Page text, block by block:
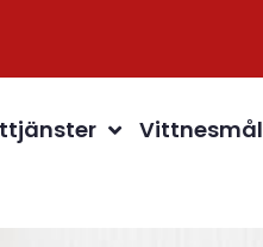
Vittnesmål